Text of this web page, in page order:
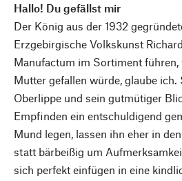
Hallo! Du gefällst mir
Der König aus der 1932
Erzgebirgische Volkskunst
Manufactum im Sortiment führen,
Mutter gefallen würde, glaube ich.
Oberlippe und sein gutmütiger
Empfinden ein entschuldigend
Mund legen, lassen ihn eher in
statt bärbeißig um
sich perfekt einfügen in eine